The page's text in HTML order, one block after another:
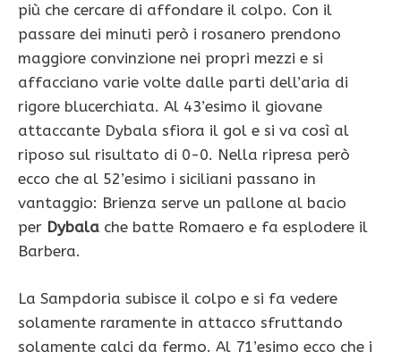
più che cercare di affondare il colpo. Con il
passare dei minuti però i rosanero prendono
maggiore convinzione nei propri mezzi e si
affacciano varie volte dalle parti dell’aria di
rigore blucerchiata. Al 43’esimo il giovane
attaccante Dybala sfiora il gol e si va così al
riposo sul risultato di 0-0. Nella ripresa però
ecco che al 52’esimo i siciliani passano in
vantaggio: Brienza serve un pallone al bacio
per Dybala che batte Romaero e fa esplodere il
Barbera.
La Sampdoria subisce il colpo e si fa vedere
solamente raramente in attacco sfruttando
solamente calci da fermo. Al 71’esimo ecco che i